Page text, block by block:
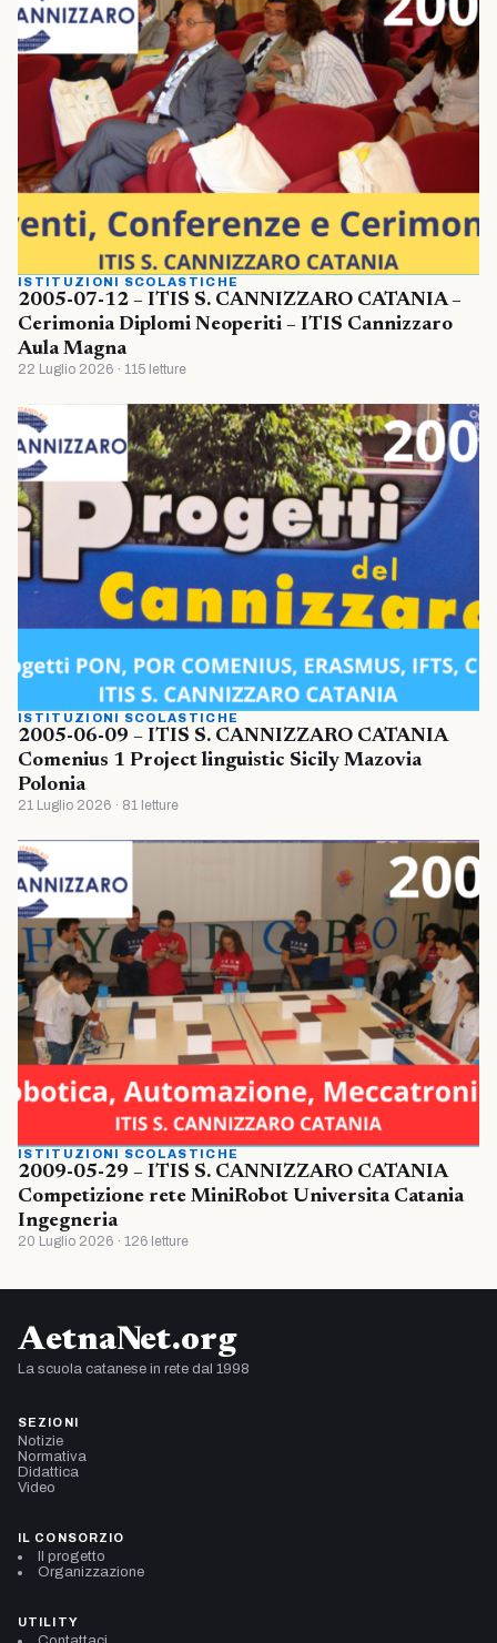
ISTITUZIONI SCOLASTICHE
2005-07-12 – ITIS S. CANNIZZARO CATANIA –
Cerimonia Diplomi Neoperiti – ITIS Cannizzaro
Aula Magna
22 Luglio 2026 · 115 letture
ISTITUZIONI SCOLASTICHE
2005-06-09 – ITIS S. CANNIZZARO CATANIA
Comenius 1 Project linguistic Sicily Mazovia
Polonia
21 Luglio 2026 · 81 letture
ISTITUZIONI SCOLASTICHE
2009-05-29 – ITIS S. CANNIZZARO CATANIA
Competizione rete MiniRobot Universita Catania
Ingegneria
20 Luglio 2026 · 126 letture
AetnaNet.org
La scuola catanese in rete dal 1998
SEZIONI
Notizie
Normativa
Didattica
Video
IL CONSORZIO
Il progetto
Organizzazione
UTILITY